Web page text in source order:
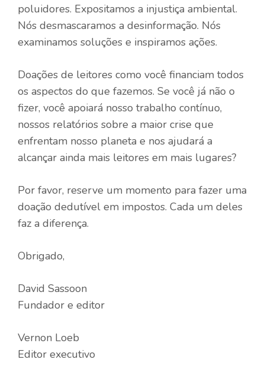
poluidores. Expositamos a injustiça ambiental.
Nós desmascaramos a desinformação. Nós
examinamos soluções e inspiramos ações.
Doações de leitores como você financiam todos
os aspectos do que fazemos. Se você já não o
fizer, você apoiará nosso trabalho contínuo,
nossos relatórios sobre a maior crise que
enfrentam nosso planeta e nos ajudará a
alcançar ainda mais leitores em mais lugares?
Por favor, reserve um momento para fazer uma
doação dedutível em impostos. Cada um deles
faz a diferença.
Obrigado,
David Sassoon
Fundador e editor
Vernon Loeb
Editor executivo